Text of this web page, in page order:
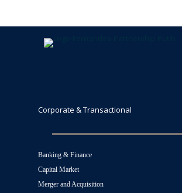
Corporate & Transactional
Banking & Finance
Capital Market
Merger and Acquisition